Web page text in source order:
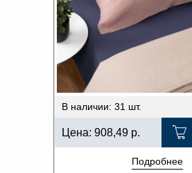
В наличии: 31 шт.
Цена: 908,49 р.
Подробнее